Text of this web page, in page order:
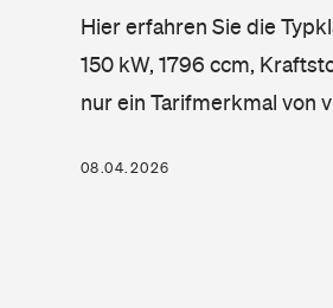
Hier erfahren Sie die
150 kW, 1796 ccm,
nur ein Tarifmerkmal von
08.04.2026